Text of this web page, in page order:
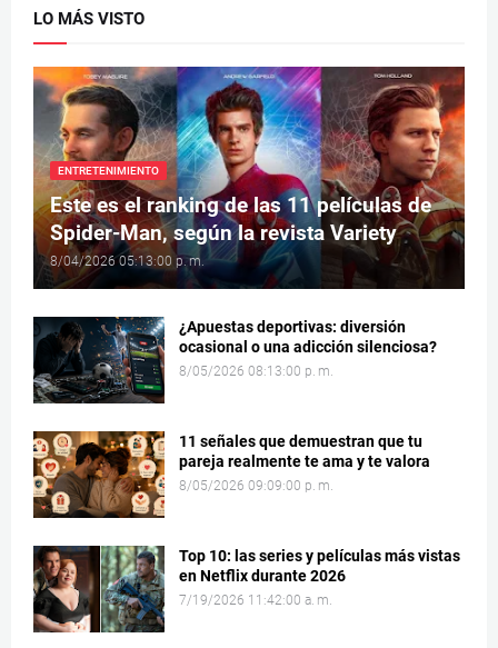
LO MÁS VISTO
ENTRETENIMIENTO
Este es el ranking de las 11 películas de
Spider-Man, según la revista Variety
8/04/2026 05:13:00 p. m.
¿Apuestas deportivas: diversión
ocasional o una adicción silenciosa?
8/05/2026 08:13:00 p. m.
11 señales que demuestran que tu
pareja realmente te ama y te valora
8/05/2026 09:09:00 p. m.
Top 10: las series y películas más vistas
en Netflix durante 2026
7/19/2026 11:42:00 a. m.